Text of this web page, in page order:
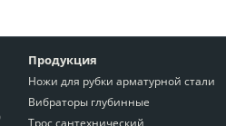
Продукция
Ножи для рубки арматурной стали
Вибраторы глубинные
Трос сантехнический